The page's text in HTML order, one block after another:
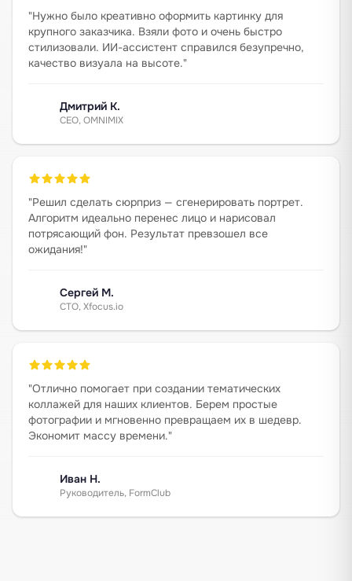
"Нужно было креативно оформить картинку для
крупного заказчика. Взяли фото и очень быстро
стилизовали. ИИ-ассистент справился безупречно,
качество визуала на высоте."
Дмитрий К.
CEO, OMNIMIX
"Решил сделать сюрприз — сгенерировать портрет.
Алгоритм идеально перенес лицо и нарисовал
потрясающий фон. Результат превзошел все
ожидания!"
Сергей М.
CTO, Xfocus.io
"Отлично помогает при создании тематических
коллажей для наших клиентов. Берем простые
фотографии и мгновенно превращаем их в шедевр.
Экономит массу времени."
Иван Н.
Руководитель, FormClub